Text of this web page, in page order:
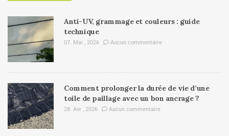
Anti-UV, grammage et couleurs : guide
technique
07. Mai , 2026 Aucun commentaire
Comment prolonger la durée de vie d’une
toile de paillage avec un bon ancrage ?
28. Avr , 2026 Aucun commentaire